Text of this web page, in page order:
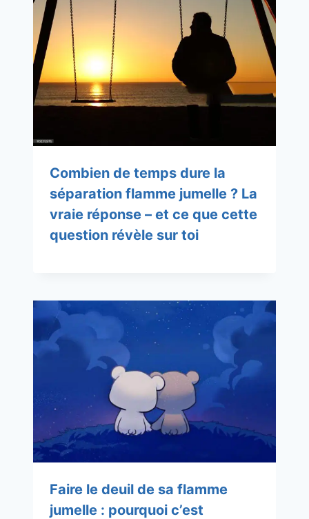
Combien de temps dure la
séparation flamme jumelle ? La
vraie réponse – et ce que cette
question révèle sur toi
Faire le deuil de sa flamme
jumelle : pourquoi c’est